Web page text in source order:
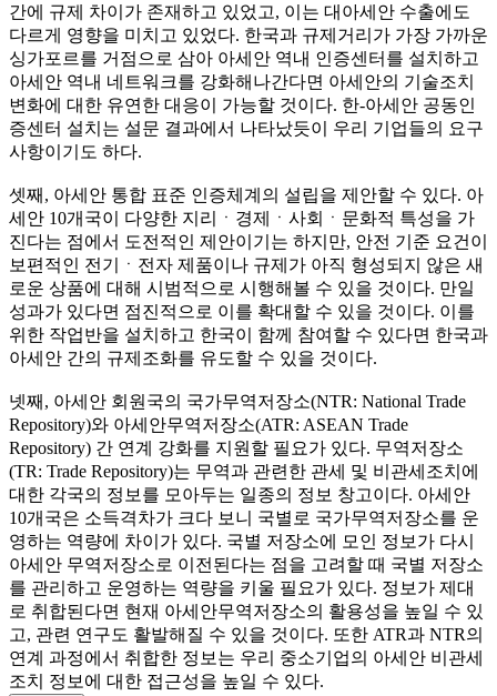
간에 규제 차이가 존재하고 있었고, 이는 대아세안 수출에도
다르게 영향을 미치고 있었다. 한국과 규제거리가 가장 가까운
싱가포르를 거점으로 삼아 아세안 역내 인증센터를 설치하고
아세안 역내 네트워크를 강화해나간다면 아세안의 기술조치
변화에 대한 유연한 대응이 가능할 것이다. 한-아세안 공동인
증센터 설치는 설문 결과에서 나타났듯이 우리 기업들의 요구
사항이기도 하다.
셋째, 아세안 통합 표준 인증체계의 설립을 제안할 수 있다. 아
세안 10개국이 다양한 지리ㆍ경제ㆍ사회ㆍ문화적 특성을 가
진다는 점에서 도전적인 제안이기는 하지만, 안전 기준 요건이
보편적인 전기ㆍ전자 제품이나 규제가 아직 형성되지 않은 새
로운 상품에 대해 시범적으로 시행해볼 수 있을 것이다. 만일
성과가 있다면 점진적으로 이를 확대할 수 있을 것이다. 이를
위한 작업반을 설치하고 한국이 함께 참여할 수 있다면 한국과
아세안 간의 규제조화를 유도할 수 있을 것이다.
넷째, 아세안 회원국의 국가무역저장소(NTR: National Trade
Repository)와 아세안무역저장소(ATR: ASEAN Trade
Repository) 간 연계 강화를 지원할 필요가 있다. 무역저장소
(TR: Trade Repository)는 무역과 관련한 관세 및 비관세조치에
대한 각국의 정보를 모아두는 일종의 정보 창고이다. 아세안
10개국은 소득격차가 크다 보니 국별로 국가무역저장소를 운
영하는 역량에 차이가 있다. 국별 저장소에 모인 정보가 다시
아세안 무역저장소로 이전된다는 점을 고려할 때 국별 저장소
를 관리하고 운영하는 역량을 키울 필요가 있다. 정보가 제대
로 취합된다면 현재 아세안무역저장소의 활용성을 높일 수 있
고, 관련 연구도 활발해질 수 있을 것이다. 또한 ATR과 NTR의
연계 과정에서 취합한 정보는 우리 중소기업의 아세안 비관세
조치 정보에 대한 접근성을 높일 수 있다.